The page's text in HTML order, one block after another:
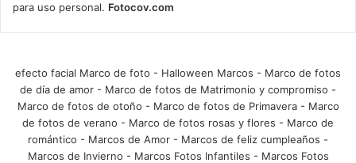
para uso personal. Fotocov.com
efecto facial Marco de foto - Halloween Marcos - Marco de fotos
de día de amor - Marco de fotos de Matrimonio y compromiso -
Marco de fotos de otoño - Marco de fotos de Primavera- Marco
de fotos de verano - Marco de fotos rosas y flores - Marco de
romántico - Marcos de Amor - Marcos de feliz cumpleaños -
Marcos de Invierno - Marcos Fotos Infantiles - Marcos Fotos